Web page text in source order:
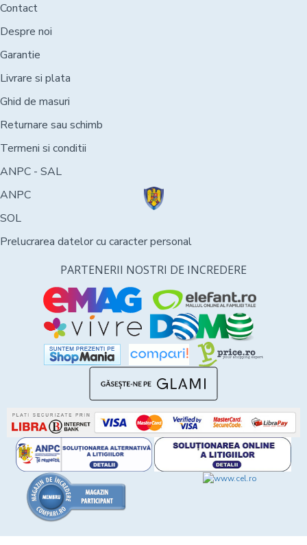
Contact
Despre noi
Garantie
Livrare si plata
Ghid de masuri
Returnare sau schimb
Termeni si conditii
ANPC - SAL
ANPC
SOL
Prelucrarea datelor cu caracter personal
PARTENERII NOSTRI DE INCREDERE